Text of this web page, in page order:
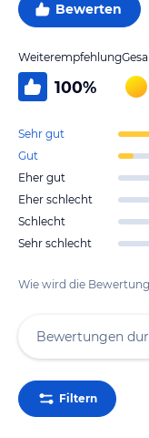
Bewerten
Weiterempfehlung
100%
Sehr gut
Gut
Eher gut
Eher schlecht
Schlecht
Sehr schlecht
Wie wird die
Filtern